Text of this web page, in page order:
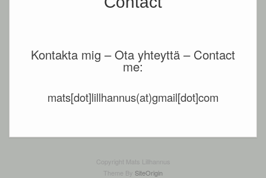
Kontakta mig – Ota yhteyttä – Contact
me:
mats[dot]lillhannus(at)gmail[dot]com
Copyright Mats Lillhannus
Theme By SiteOrigin